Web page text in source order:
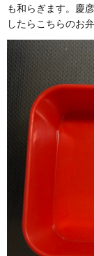
も和らぎます。慶
したらこちらのお